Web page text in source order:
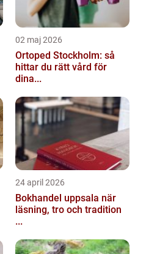
02 maj 2026
Ortoped Stockholm: så
hittar du rätt vård för
dina...
24 april 2026
Bokhandel uppsala när
läsning, tro och tradition
...